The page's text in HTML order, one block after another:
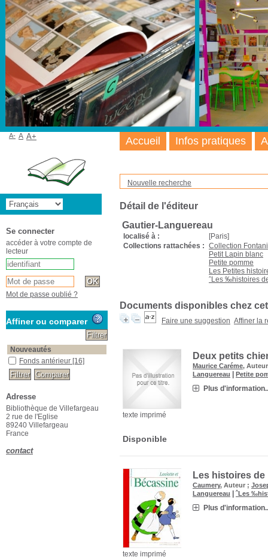
Nouvelle recherche
Détail de l'éditeur
Gautier-Languereau
localisé à :
[Paris]
Collections rattachées : Collection
Petit Lapin blanc
Petite pomme
Les Petites
ˆLes ‰histoires
Documents disponibles chez
Faire une suggestion Affiner la
texte imprimé
Deux petits
Maurice Caréme,
Languereau
|Petite
Plus
Disponible
texte imprimé
Les histoires
Caumery, Auteur ;
Languereau
|ˆLes
Plus
Accueil Infos pratiques
A- A A+
Se connecter
accéder à votre compte de
lecteur
Mot de passe oublié ?
Affiner ou comparer
Nouveautés
Fonds antérieur [16]
Adresse
Bibliothèque de Villefargeau
2 rue de l'Eglise
89240 Villefargeau
France
contact